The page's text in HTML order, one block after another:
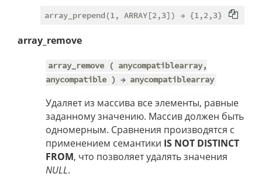
array_remove
array_remove ( anycompatiblearray,
anycompatible ) → anycompatiblearray
Удаляет из массива все элементы, равные
заданному значению. Массив должен быть
одномерным. Сравнения производятся с
применением семантики IS NOT DISTINCT
FROM, что позволяет удалять значения
NULL.